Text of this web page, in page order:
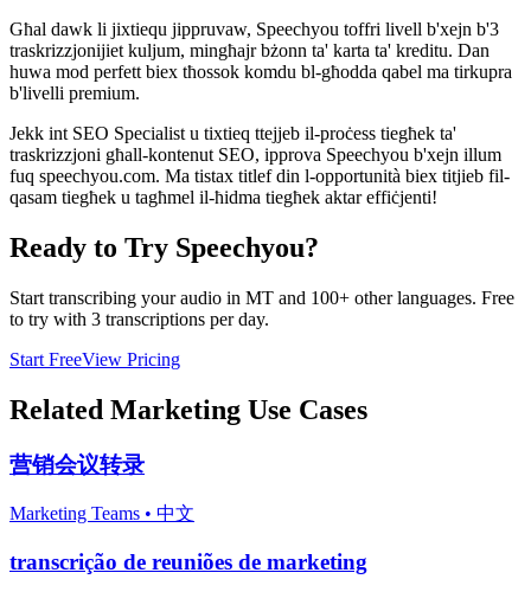
Għal dawk li jixtiequ jippruvaw, Speechyou toffri livell b'xejn b'3
traskrizzjonijiet kuljum, mingħajr bżonn ta' karta ta' kreditu. Dan
huwa mod perfett biex tħossok komdu bl-għodda qabel ma tirkupra
b'livelli premium.
Jekk int SEO Specialist u tixtieq ttejjeb il-proċess tiegħek ta'
traskrizzjoni għall-kontenut SEO, ipprova Speechyou b'xejn illum
fuq speechyou.com. Ma tistax titlef din l-opportunità biex titjieb fil-
qasam tiegħek u tagħmel il-ħidma tiegħek aktar effiċjenti!
Ready to Try Speechyou?
Start transcribing your audio in MT and 100+ other languages. Free
to try with 3 transcriptions per day.
Start FreeView Pricing
Related Marketing Use Cases
营销会议转录
Marketing Teams • 中文
transcrição de reuniões de marketing